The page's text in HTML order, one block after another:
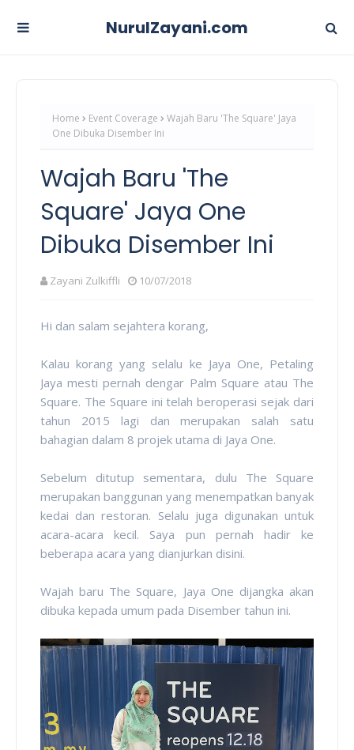
NurulZayani.com
Home Event Coverage
Wajah Baru 'The Square' Jaya
One Dibuka Disember Ini
Wajah Baru 'The
Square' Jaya One
Dibuka Disember Ini
Zayani Zulkiffli 10/07/2018
Hi dan salam sejahtera korang,
Kalau korang yang selalu ke Jaya One, Petaling
Jaya mesti pernah dengar Palm Square atau The
Square. The Square ini telah beroperasi sejak dari
tahun 2015 lagi dan merupakan salah satu
bahagian dalam 8 projek utama di Jaya One.
Sebelum ditutup sementara, dulu The Square
merupakan banggunan yang menempatkan banyak
kedai dan restoran. Selalu juga digunakan untuk
acara-acara kecil. Saya pun pernah hadir ke
beberapa acara yang dianjurkan disini.
Wajah baru The Square, Jaya One dijangka akan
dibuka kepada umum pada Disember tahun ini.